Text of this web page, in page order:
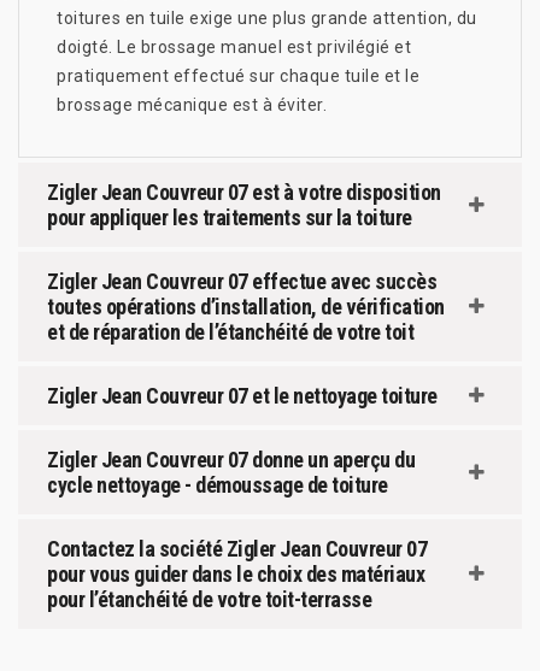
toitures en tuile exige une plus grande attention, du
doigté. Le brossage manuel est privilégié et
pratiquement effectué sur chaque tuile et le
brossage mécanique est à éviter.
Zigler Jean Couvreur 07 est à votre disposition
pour appliquer les traitements sur la toiture
Zigler Jean Couvreur 07 effectue avec succès
toutes opérations d’installation, de vérification
et de réparation de l’étanchéité de votre toit
Zigler Jean Couvreur 07 et le nettoyage toiture
Zigler Jean Couvreur 07 donne un aperçu du
cycle nettoyage - démoussage de toiture
Contactez la société Zigler Jean Couvreur 07
pour vous guider dans le choix des matériaux
pour l’étanchéité de votre toit-terrasse